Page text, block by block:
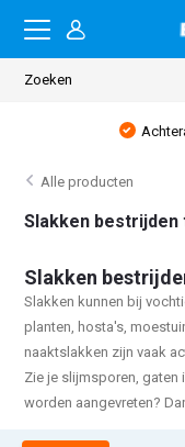
Alle producten
Slakken bestrijden
Slakken
Slakken kunnen bij
planten, hosta's,
naaktslakken zijn vaak
Zie je slijmsporen,
worden aangevreten?